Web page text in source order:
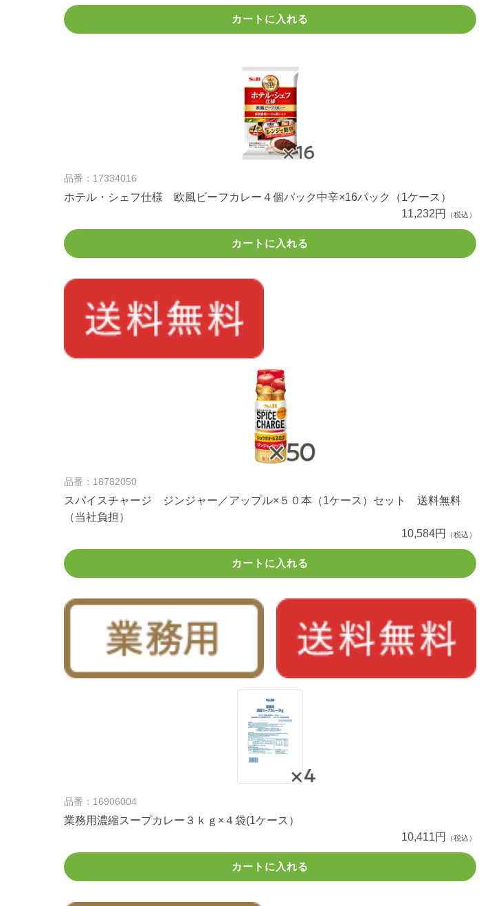
カートに入れる
品番：17334016
ホテル・シェフ仕様 欧風ビーフカレー４個パック中辛×16パック（1ケース）
11,232円
（税込）
カートに入れる
品番：18782050
スパイスチャージ ジンジャー／アップル×５０本（1ケース）セット 送料無料
（当社負担）
10,584円
（税込）
カートに入れる
品番：16906004
業務用濃縮スープカレー３ｋｇ×４袋(1ケース）
10,411円
（税込）
カートに入れる